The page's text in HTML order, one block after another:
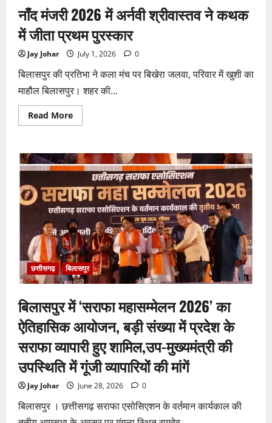
मिलीभगत
से
रहा
करोड़ों
का
टेंडर,
सरकार
तक
पहुंची
बात
नाँद मंजरी 2026 में अर्नवी श्रीवास्तव ने कथक
में जीता प्रथम पुरस्कार
Jay Johar July 1, 2026 0
बिलासपुर की प्रतिभा ने कला मंच पर बिखेरा जलवा, परिवार में खुशी का
माहौल बिलासपुर। शहर की...
Read MoreRead
more
2026
में
अर्नवी
श्रीवास्तव
ने
कथक
में
जीता
प्रथम
पुरस्कार
छत्तीसगढ़ बिलासपुर
बिलासपुर में ‘सराफा महासम्मेलन 2026’ का
ऐतिहासिक आयोजन, बड़ी संख्या में प्रदेश के
सराफा व्यापारी हुए शामिल,उप-मुख्यमंत्री की
उपस्थिति में गूंजी व्यापारियों की मांगें
Jay Johar June 28, 2026 0
बिलासपुर । छत्तीसगढ़ सराफा एसोसिएशन के वर्तमान कार्यकाल की